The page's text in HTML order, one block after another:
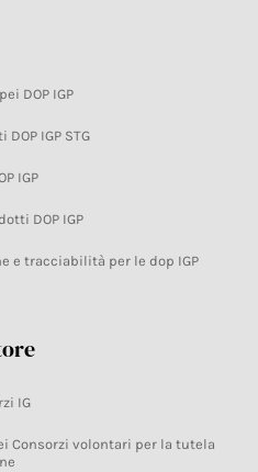
DOP IGP
IGP STG
IGP
DOP IGP
e tracciabilità per le dop IGP
IG
Consorzi volontari per la tutela